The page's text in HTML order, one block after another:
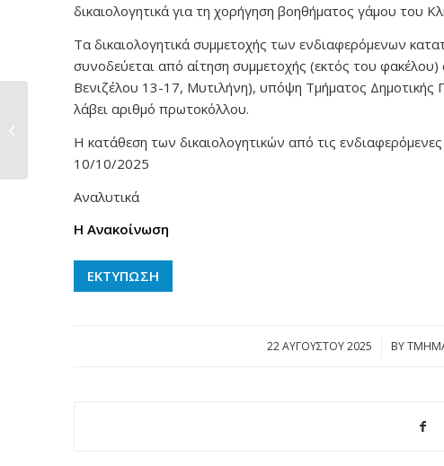
δικαιολογητικά για τη χορήγηση βοηθήματος γάμου του
Τα δικαιολογητικά συμμετοχής των ενδιαφερόμενων
συνοδεύεται από αίτηση συμμετοχής (εκτός του
Βενιζέλου 13-17, Μυτιλήνη), υπόψη Τμήματος
λάβει αριθμό πρωτοκόλλου.
Η κατάθεση των δικαιολογητικών από τις
10/10/2025
Αναλυτικά
Η Ανακοίνωση
ΕΚΤΥΠΩΣΗ
22 ΑΥΓΟΎΣΤΟΥ 2025
/ BY
Προμήθεια στολών
Φιλαρμονικής...